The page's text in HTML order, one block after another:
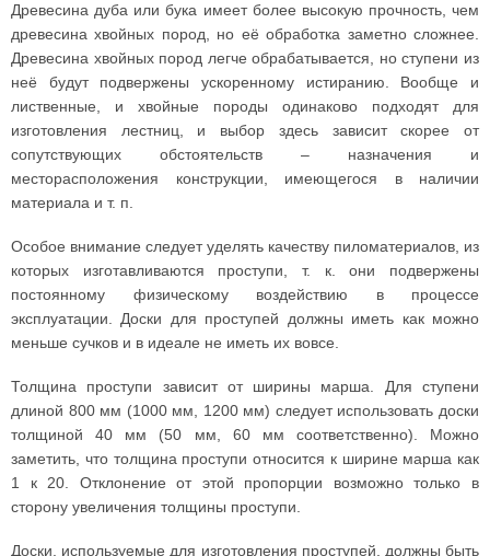
Древесина дуба или бука имеет более высокую прочность, чем
древесина хвойных пород, но её обработка заметно сложнее.
Древесина хвойных пород легче обрабатывается, но ступени из
неё будут подвержены ускоренному истиранию. Вообще и
лиственные, и хвойные породы одинаково подходят для
изготовления лестниц, и выбор здесь зависит скорее от
сопутствующих обстоятельств – назначения и
месторасположения конструкции, имеющегося в наличии
материала и т. п.
Особое внимание следует уделять качеству пиломатериалов, из
которых изготавливаются проступи, т. к. они подвержены
постоянному физическому воздействию в процессе
эксплуатации. Доски для проступей должны иметь как можно
меньше сучков и в идеале не иметь их вовсе.
Толщина проступи зависит от ширины марша. Для ступени
длиной 800 мм (1000 мм, 1200 мм) следует использовать доски
толщиной 40 мм (50 мм, 60 мм соответственно). Можно
заметить, что толщина проступи относится к ширине марша как
1 к 20. Отклонение от этой пропорции возможно только в
сторону увеличения толщины проступи.
Доски, используемые для изготовления проступей, должны быть